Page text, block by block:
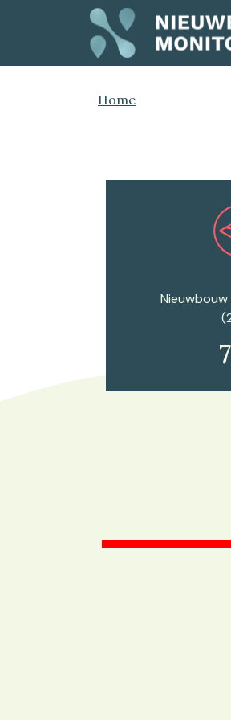
Home
Plan
Nieuwbouw